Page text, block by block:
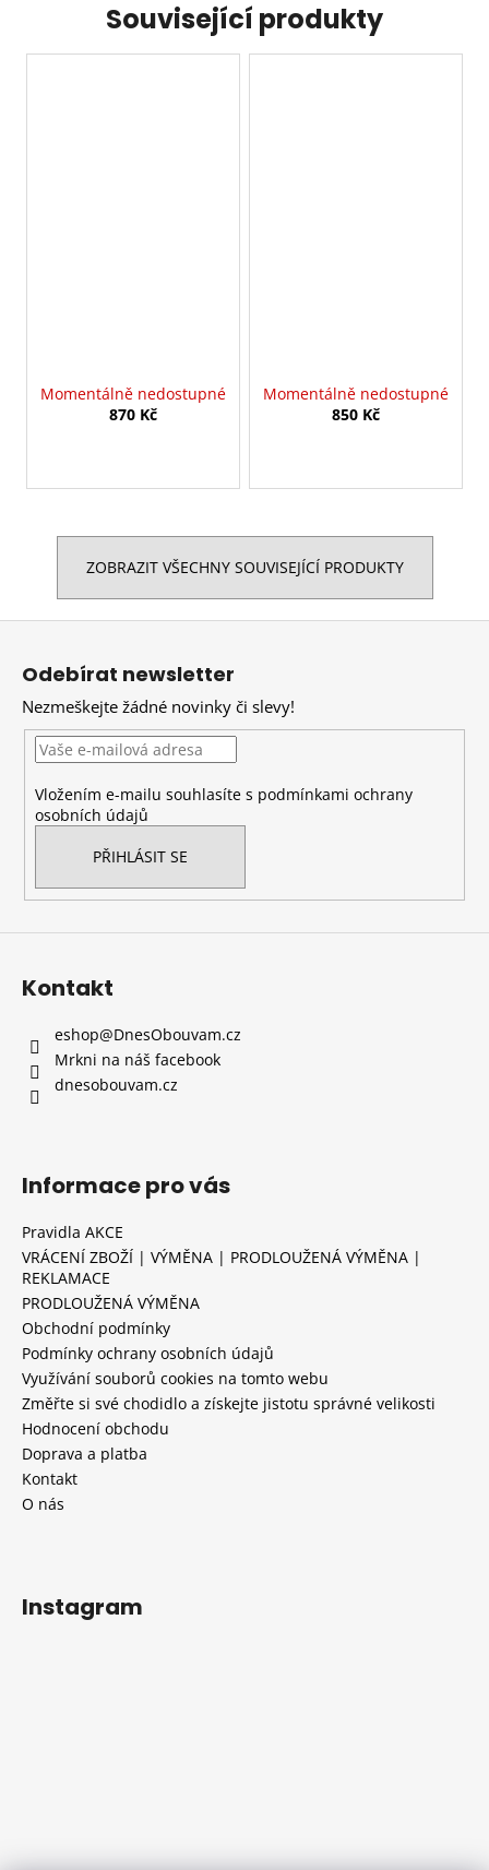
Související produkty
Momentálně nedostupné
870 Kč
Momentálně nedostupné
850 Kč
ZOBRAZIT VŠECHNY SOUVISEJÍCÍ PRODUKTY
Z
Odebírat newsletter
Nezmeškejte žádné novinky či slevy!
Vložením e-mailu souhlasíte s podmínkami ochrany
osobních údajů
PŘIHLÁSIT SE
Kontakt
eshop@DnesObouvam.cz
Mrkni na náš facebook
dnesobouvam.cz
Informace pro vás
Pravidla AKCE
VRÁCENÍ ZBOŽÍ | VÝMĚNA | PRODLOUŽENÁ VÝMĚNA |
REKLAMACE
PRODLOUŽENÁ VÝMĚNA
Obchodní podmínky
Podmínky ochrany osobních údajů
Využívání souborů cookies na tomto webu
Změřte si své chodidlo a získejte jistotu správné velikosti
Hodnocení obchodu
Doprava a platba
Kontakt
O nás
Instagram